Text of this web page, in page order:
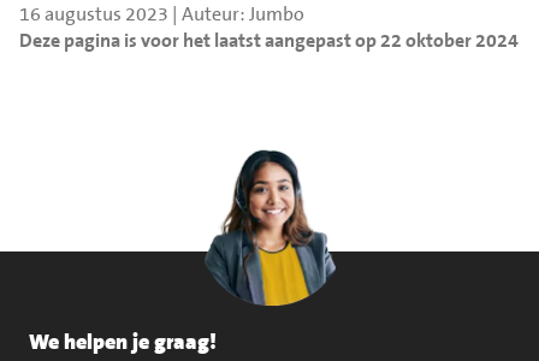
16 augustus 2023 | Auteur: Jumbo
Deze pagina is voor het laatst aangepast op 22 oktober 2024
We helpen je graag!